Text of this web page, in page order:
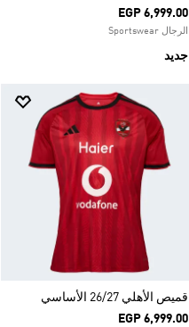
EGP 6,999.00
الرجال Sportswear
جديد
قميص الأهلي 26/27 الأساسي
EGP 6,999.00